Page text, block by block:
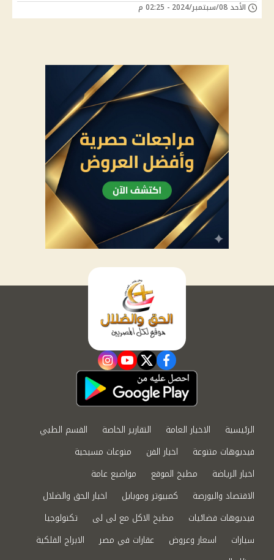
الأحد 08/سبتمبر/2024 - 02:25 م
facebook
twitter
youtube
instagram
الرئيسية الاخبار العامة التقارير الخاصة
القسم الطبي
فيديوهات متنوعة
اخبار الفن
منوعات مسيحية
اخبار الرياضة
مطبخ الموقع
مواضيع عامة
الاقتصاد والبورصة
كمبيوتر وموبايل
اخبار الحق والضلال
فيديوهات فضائيات
مطبخ الاكل مع لى لى
تكنولوجيا
سيارات
اسعار وعروض عقارات في مصر
الابراج الفلكية